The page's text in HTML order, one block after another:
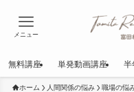
メニュー
無料講座 単発動画講座 半
ホーム 人間関係の悩み 職場の悩